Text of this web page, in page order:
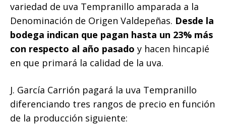
variedad de uva Tempranillo amparada a la
Denominación de Origen Valdepeñas. Desde la
bodega indican que pagan hasta un 23% más
con respecto al año pasado y hacen hincapié
en que primará la calidad de la uva.
J. García Carrión pagará la uva Tempranillo
diferenciando tres rangos de precio en función
de la producción siguiente: